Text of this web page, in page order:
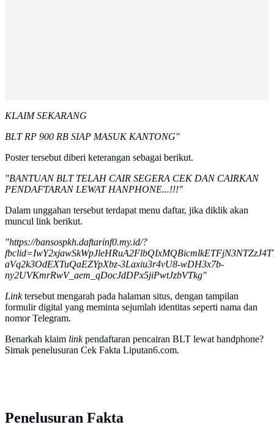
KLAIM SEKARANG
BLT RP 900 RB SIAP MASUK KANTONG"
Poster tersebut diberi keterangan sebagai berikut.
"BANTUAN BLT TELAH CAIR SEGERA CEK DAN CAIRKAN
PENDAFTARAN LEWAT HANPHONE...!!!"
Dalam unggahan tersebut terdapat menu daftar, jika diklik akan
muncul link berikut.
"https://bansospkh.daftarinf0.my.id/?
aVq2k3OdEXTuQaEZYpXbz-3Laxiu3r4vU8-wDH3x7b-
ny2UVKmrRwV_aem_qDocJdDPx5jiPwtJzbVTkg"
Linktersebut mengarah pada halaman situs, dengan tampilan
formulir digital yang meminta sejumlah identitas seperti nama dan
nomor Telegram.
Benarkah klaim linkpendaftaran pencairan BLT lewat handphone?
Simak penelusuran Cek Fakta Liputan6.com.
Penelusuran Fakta